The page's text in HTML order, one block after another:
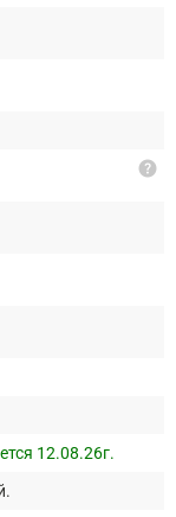
help
12.08.26г.